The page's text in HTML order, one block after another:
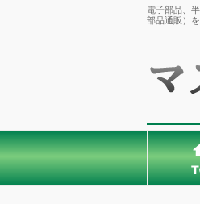
電子部品、
部品通販）